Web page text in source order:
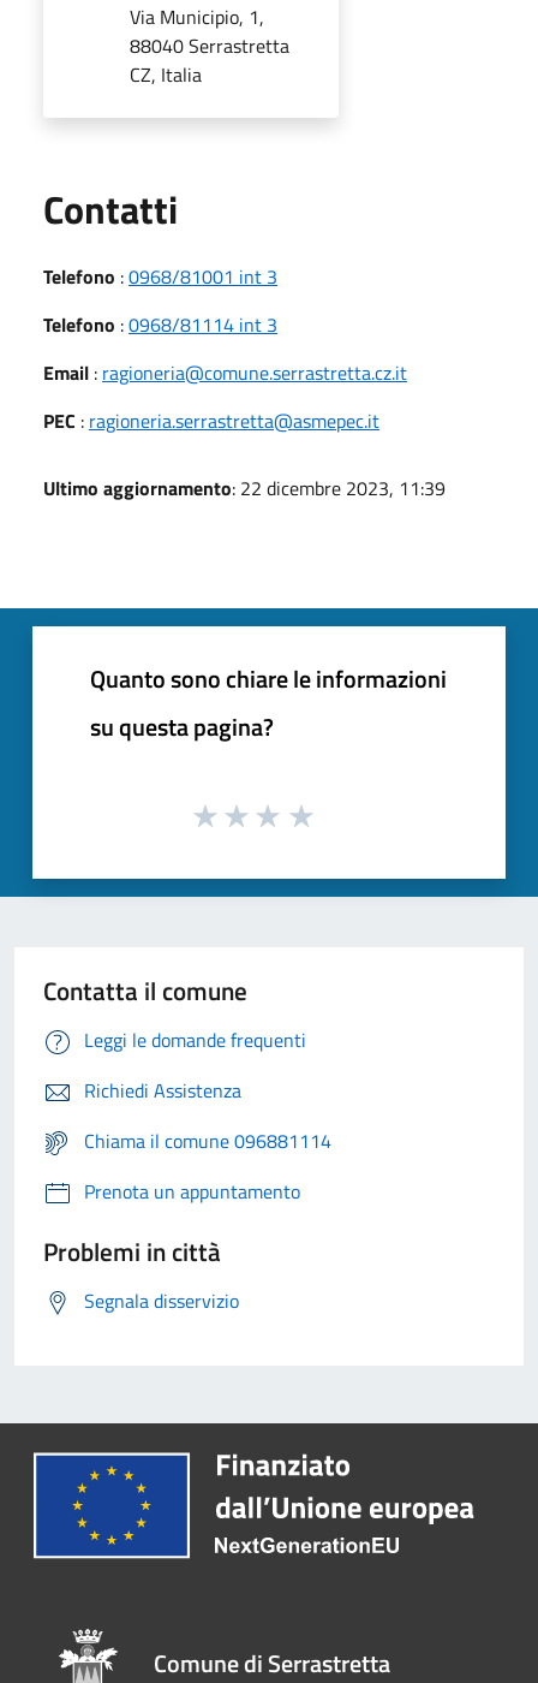
Via Municipio, 1,
88040 Serrastretta
CZ, Italia
Contatti
Telefono :0968/81001 int 3
Telefono :0968/81114 int 3
Email : ragioneria@comune.serrastretta.cz.it
PEC : ragioneria.serrastretta@asmepec.it
Ultimo aggiornamento: 22 dicembre 2023, 11:39
Quanto sono chiare le informazioni
su questa pagina?
Contatta il comune
Leggi le domande frequenti
Richiedi Assistenza
Chiama il comune 096881114
Prenota un appuntamento
Problemi in città
Segnala disservizio
Comune di Serrastretta